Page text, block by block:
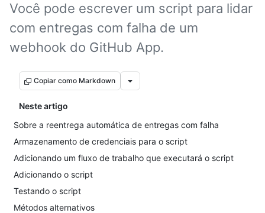
Você pode escrever um script para lidar
com entregas com falha de um
webhook do GitHub App.
Copiar como Markdown
Neste artigo
Sobre a reentrega automática de entregas com falha
Armazenamento de credenciais para o script
Adicionando um fluxo de trabalho que executará o script
Adicionando o script
Testando o script
Métodos alternativos